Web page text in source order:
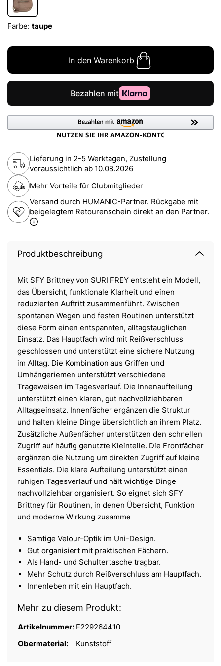
Farbe: taupe
In den Warenkorb
Lieferung in 2-5 Werktagen, Zustellung
voraussichtlich ab 10.08.2026
Mehr Vorteile für Clubmitglieder
Versand durch HUMANIC-Partner. Rückgabe mit
beigelegtem Retourenschein direkt an den Partner.
Produktbeschreibung
Mit SFY Brittney von SURI FREY entsteht ein Modell,
das Übersicht, funktionale Klarheit und einen
reduzierten Auftritt zusammenführt. Zwischen
spontanen Wegen und festen Routinen unterstützt
diese Form einen entspannten, alltagstauglichen
Einsatz. Das Hauptfach wird mit Reißverschluss
geschlossen und unterstützt eine sichere Nutzung
im Alltag. Die Kombination aus Griffen und
Umhängeriemen unterstützt verschiedene
Trageweisen im Tagesverlauf. Die Innenaufteilung
unterstützt einen klaren, gut nachvollziehbaren
Alltagseinsatz. Innenfächer ergänzen die Struktur
und halten kleine Dinge übersichtlich an ihrem Platz.
Zusätzliche Außenfächer unterstützen den schnellen
Zugriff auf häufig genutzte Kleinteile. Die Frontfächer
ergänzen die Nutzung um direkten Zugriff auf kleine
Essentials. Die klare Aufteilung unterstützt einen
ruhigen Tagesverlauf und hält wichtige Dinge
nachvollziehbar organisiert. So eignet sich SFY
Brittney für Routinen, in denen Übersicht, Funktion
und moderne Wirkung zusamme
Samtige Velour-Optik im Uni-Design.
Gut organisiert mit praktischen Fächern.
Als Hand- und Schultertasche tragbar.
Mehr Schutz durch Reißverschluss am Hauptfach.
Innenleben mit ein Hauptfach.
Mehr zu diesem Produkt:
Artikelnummer: F229264410
Obermaterial:
Kunststoff